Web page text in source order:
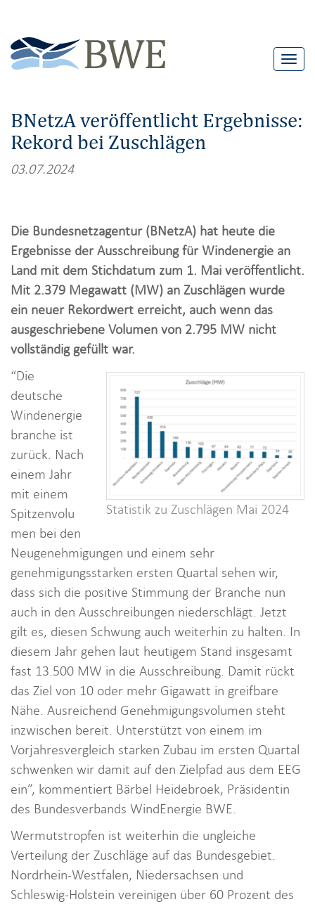
T
g
g
a
BNetzA veröffentlicht Ergebnisse:
Rekord bei Zuschlägen
03.07.2024
Die Bundesnetzagentur (BNetzA) hat heute die
Ergebnisse der Ausschreibung für Windenergie an
Land mit dem Stichdatum zum 1. Mai veröffentlicht.
Mit 2.379 Megawatt (MW) an Zuschlägen wurde
ein neuer Rekordwert erreicht, auch wenn das
ausgeschriebene Volumen von 2.795 MW nicht
vollständig gefüllt war.
Statistik zu Zuschlägen Mai 2024
“Die
deutsche
Windenergie
branche ist
zurück. Nach
einem Jahr
mit einem
Spitzenvolu
men bei den
Neugenehmigungen und einem sehr
genehmigungsstarken ersten Quartal sehen wir,
dass sich die positive Stimmung der Branche nun
auch in den Ausschreibungen niederschlägt. Jetzt
gilt es, diesen Schwung auch weiterhin zu halten. In
diesem Jahr gehen laut heutigem Stand insgesamt
fast 13.500 MW in die Ausschreibung. Damit rückt
das Ziel von 10 oder mehr Gigawatt in greifbare
Nähe. Ausreichend Genehmigungsvolumen steht
inzwischen bereit. Unterstützt von einem im
Vorjahresvergleich starken Zubau im ersten Quartal
schwenken wir damit auf den Zielpfad aus dem EEG
ein”, kommentiert Bärbel Heidebroek, Präsidentin
des Bundesverbands WindEnergie BWE.
Wermutstropfen ist weiterhin die ungleiche
Verteilung der Zuschläge auf das Bundesgebiet.
Nordrhein-Westfalen, Niedersachsen und
Schleswig-Holstein vereinigen über 60 Prozent des